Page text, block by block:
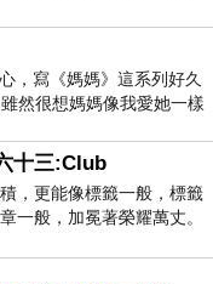
是
，寫《媽媽》這系列好久
然很想媽媽像我愛她一樣
十三:Club
，更能像標籤一般，標籤
一般，加冕著榮耀萬丈。
輕輕放下的罪證